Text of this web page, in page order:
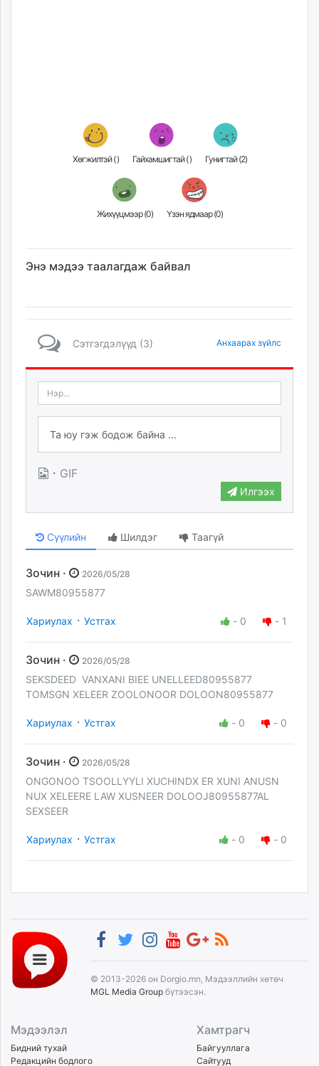
Хөгжилтэй () Гайхамшигтай () Гунигтай (2)
Жихүүцмээр (0) Үзэн ядмаар (0)
Энэ мэдээ таалагдаж байвал
Сэтгэгдэлүүд (3) Анхаарах зүйлс
· GIF
Илгээх
Сүүлийн Шилдэг Таагүй
Зочин · 2026/05/28
SAWM80955877
Хариулах · Устгах - 0 - 1
Зочин · 2026/05/28
SEKSDEED VANXANI BIEE UNELLEED80955877
TOMSGN XELEER ZOOLONOOR DOLOON80955877
Хариулах · Устгах - 0 - 0
Зочин · 2026/05/28
ONGONOO TSOOLLYYLI XUCHINDX ER XUNI ANUSN
NUX XELEERE LAW XUSNEER DOLOOJ80955877AL
SEXSEER
Хариулах · Устгах - 0 - 0
© 2013-2026 он Dorgio.mn, Мэдээллийн хөтөч
MGL Media Group бүтээсэн.
Мэдээлэл
Бидний тухай
Редакцийн бодлого
Хамтрагч
Байгууллага
Сайтууд